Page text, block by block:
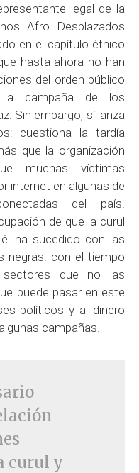
legal de la
Afro Desplazados
en el capítulo étnico
hasta ahora no han
del orden público
la campaña de los
Sin embargo, sí lanza
cuestiona la tardía
que la organización
muchas víctimas
internet en algunas de
del país.
de que la curul
ha sucedido con las
negras: con el tiempo
que no las
puede pasar en este
políticos y al dinero
campañas.
curul y